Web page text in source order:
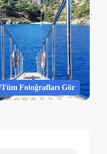
Tüm Fotoğrafları Gör